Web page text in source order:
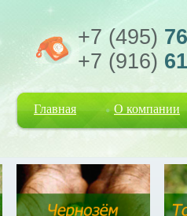
+7 (495)
+7 (916)
Главная О компании